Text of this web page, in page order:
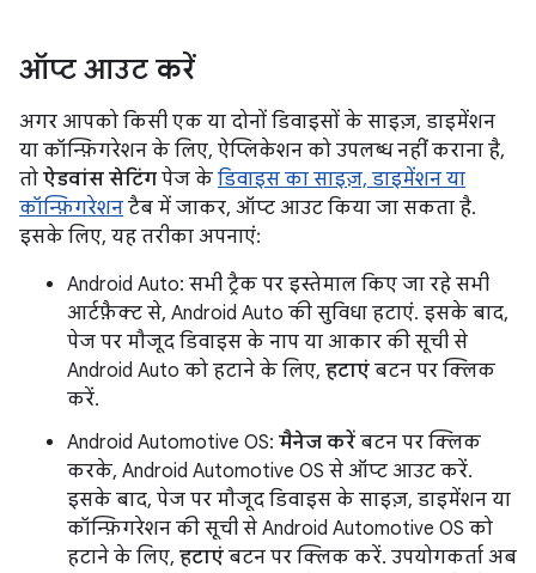
ऑप्ट आउट करें
अगर आपको किसी एक या दोनों डिवाइसों के साइज़, डाइमेंशन
या कॉन्फ़िगरेशन के लिए, ऐप्लिकेशन को उपलब्ध नहीं कराना है,
तो ऐडवांस सेटिंग पेज के डिवाइस का साइज़, डाइमेंशन या
कॉन्फ़िगरेशन टैब में जाकर, ऑप्ट आउट किया जा सकता है.
इसके लिए, यह तरीका अपनाएं:
Android Auto: सभी ट्रैक पर इस्तेमाल किए जा रहे सभी
आर्टफ़ैक्ट से, Android Auto की सुविधा हटाएं. इसके बाद,
पेज पर मौजूद डिवाइस के नाप या आकार की सूची से
Android Auto को हटाने के लिए, हटाएं बटन पर क्लिक
करें.
Android Automotive OS: मैनेज करें बटन पर क्लिक
करके, Android Automotive OS से ऑप्ट आउट करें.
इसके बाद, पेज पर मौजूद डिवाइस के साइज़, डाइमेंशन या
कॉन्फ़िगरेशन की सूची से Android Automotive OS को
हटाने के लिए, हटाएं बटन पर क्लिक करें. उपयोगकर्ता अब